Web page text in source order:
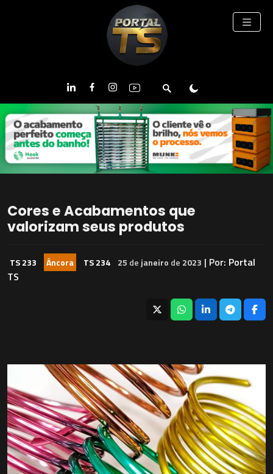
Cores e Acabamentos que
valorizam seus produtos
TS 233 Âncora TS 234 25 dejaneiro de 2023 | Por: Portal
TS